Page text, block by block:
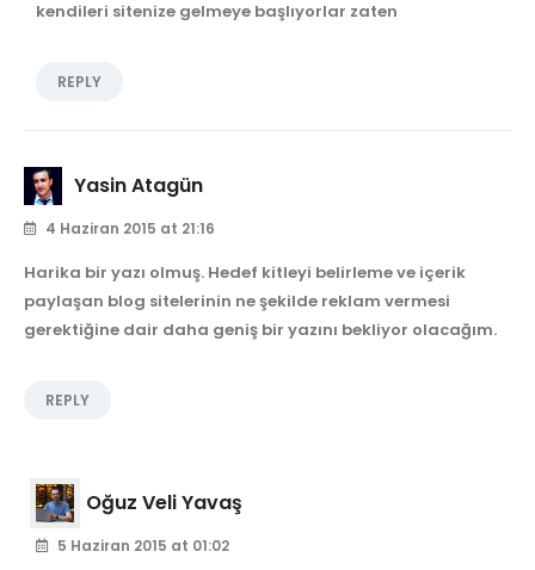
kendileri sitenize gelmeye başlıyorlar zaten
REPLY
Yasin Atagün
4 Haziran 2015 at 21:16
Harika bir yazı olmuş. Hedef kitleyi belirleme ve içerik
paylaşan blog sitelerinin ne şekilde reklam vermesi
gerektiğine dair daha geniş bir yazını bekliyor olacağım.
REPLY
Oğuz Veli Yavaş
5 Haziran 2015 at 01:02